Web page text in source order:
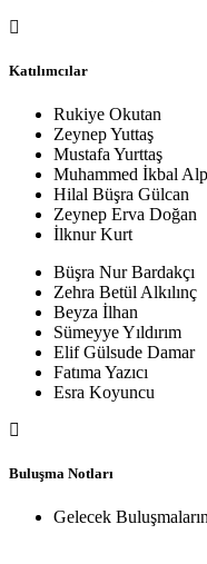
Katılımcılar
Rukiye Okutan
Zeynep Yuttaş
Mustafa Yurttaş
Muhammed İkbal Alp
Hilal Büşra Gülcan
Zeynep Erva Doğan
İlknur Kurt
Büşra Nur Bardakçı
Zehra Betül Alkılınç
Beyza İlhan
Sümeyye Yıldırım
Elif Gülsude Damar
Fatıma Yazıcı
Esra Koyuncu
Buluşma Notları
Gelecek